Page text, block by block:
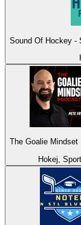
Sound Of Hockey -
The Goalie Mindset
Hokej, Sport